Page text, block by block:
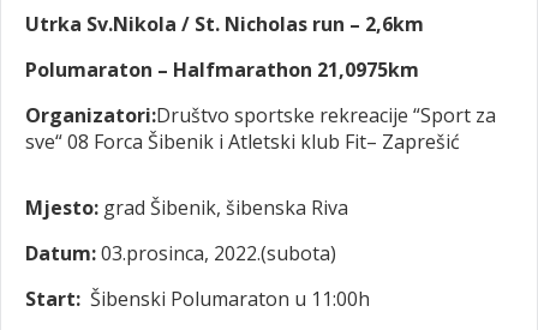
Utrka Sv.Nikola / St. Nicholas run – 2,6km
Polumaraton – Halfmarathon 21,0975km
Organizatori:Društvo sportske rekreacije “Sport za
sve“ 08 Forca Šibenik i Atletski klub Fit– Zaprešić
Mjesto: grad Šibenik, šibenska Riva
Datum:03.prosinca, 2022.(subota)
Start: Šibenski Polumaraton u 11:00h